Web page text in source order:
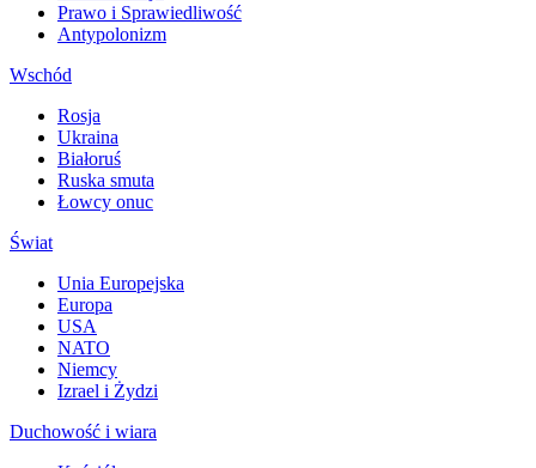
Prawo i Sprawiedliwość
Antypolonizm
Wschód
Rosja
Ukraina
Białoruś
Ruska smuta
Łowcy onuc
Świat
Unia Europejska
Europa
USA
NATO
Niemcy
Izrael i Żydzi
Duchowość i wiara